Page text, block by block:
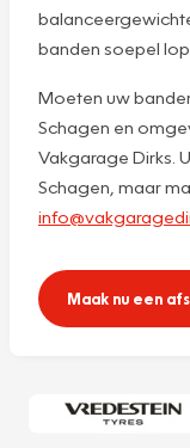
banden soepel
Moeten uw
Schagen en
Vakgarage Dirks.
Schagen, maar
Maak nu een